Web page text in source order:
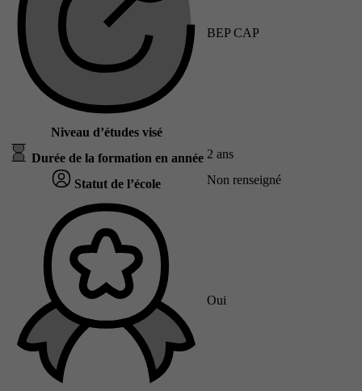
Niveau d’études visé
BEP CAP
Durée de la formation en année 2 ans
Statut de l’école Non renseigné
Oui